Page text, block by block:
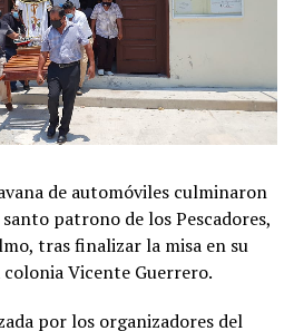
de automóviles culminaron
patrono de los Pescadores,
tras finalizar la misa en su
Vicente Guerrero.
por los organizadores del